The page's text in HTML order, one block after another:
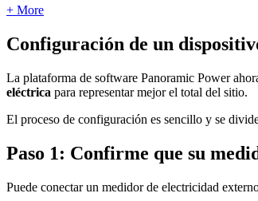
+ More
Configuración de un
La plataforma de software Panoramic Power
eléctrica para representar mejor el total del sitio.
El proceso de configuración es sencillo y se
Paso 1: Confirme que su
Puede conectar un medidor de electricidad